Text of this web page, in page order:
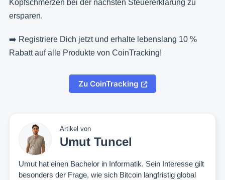
Kopfschmerzen bei der nächsten Steuererklärung zu
ersparen.
➡️ Registriere Dich jetzt und erhalte lebenslang 10 %
Rabatt auf alle Produkte von CoinTracking!
Zu CoinTracking
Artikel von
Umut Tuncel
Umut hat einen Bachelor in Informatik. Sein Interesse gilt
besonders der Frage, wie sich Bitcoin langfristig global